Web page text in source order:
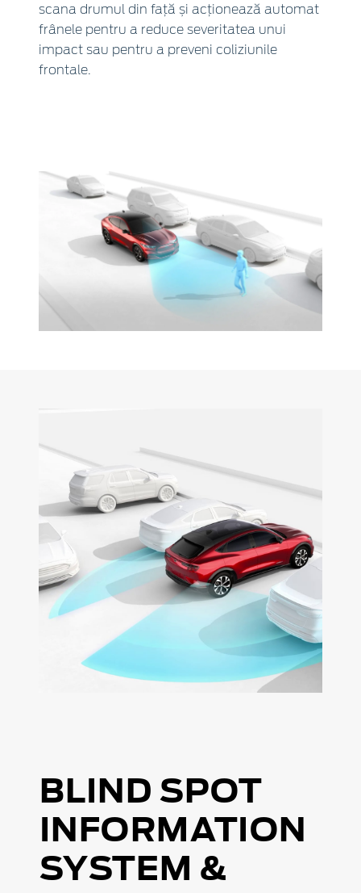
scana drumul din față și acționează automat
frânele pentru a reduce severitatea unui
impact sau pentru a preveni coliziunile
frontale.
BLIND SPOT
INFORMATION
SYSTEM &